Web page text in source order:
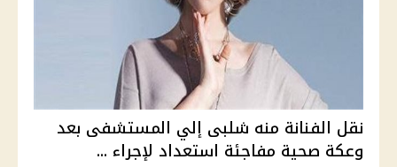
نقل الفنانة منه شلبى إلي المستشفى بعد
وعكة صحية مفاجئة استعداد لإجراء ...